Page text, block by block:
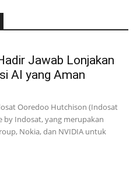
Jawab Lonjakan
AI yang Aman
Ooredoo Hutchison (Indosat
by Indosat, yang merupakan
Nokia, dan NVIDIA untuk